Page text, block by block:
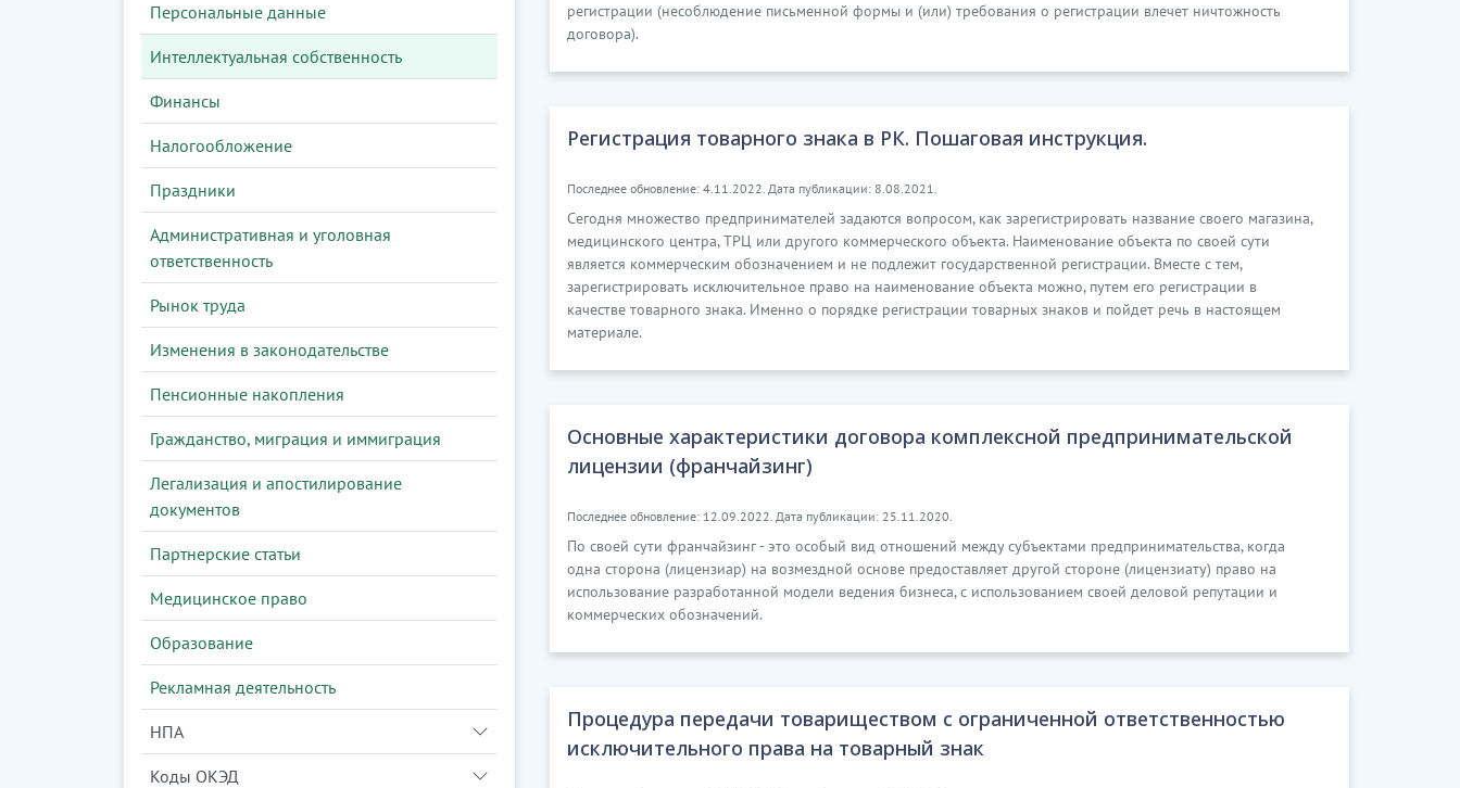
Персональные данные
Интеллектуальная собственность
Финансы
Налогообложение
Праздники
Административная и уголовная
ответственность
Рынок труда
Изменения в законодательстве
Пенсионные накопления
Гражданство, миграция и иммиграция
Легализация и апостилирование
документов
Партнерские статьи
Медицинское право
Образование
Рекламная деятельность
НПА
Коды ОКЭД
регистрации (несоблюдение письменной формы и (или) требования о регистрации влечет ничтожность
договора).
Регистрация товарного знака в РК. Пошаговая инструкция.
Последнее обновление: 4.11.2022. Дата публикации: 8.08.2021.
Сегодня множество предпринимателей задаются вопросом, как зарегистрировать название своего магазина,
медицинского центра, ТРЦ или другого коммерческого объекта. Наименование объекта по своей сути
является коммерческим обозначением и не подлежит государственной регистрации. Вместе с тем,
зарегистрировать исключительное право на наименование объекта можно, путем его регистрации в
качестве товарного знака. Именно о порядке регистрации товарных знаков и пойдет речь в настоящем
материале.
Основные характеристики договора комплексной предпринимательской
лицензии (франчайзинг)
Последнее обновление: 12.09.2022. Дата публикации: 25.11.2020.
По своей сути франчайзинг - это особый вид отношений между субъектами предпринимательства, когда
одна сторона (лицензиар) на возмездной основе предоставляет другой стороне (лицензиату) право на
использование разработанной модели ведения бизнеса, с использованием своей деловой репутации и
коммерческих обозначений.
Процедура передачи товариществом с ограниченной ответственностью
исключительного права на товарный знак